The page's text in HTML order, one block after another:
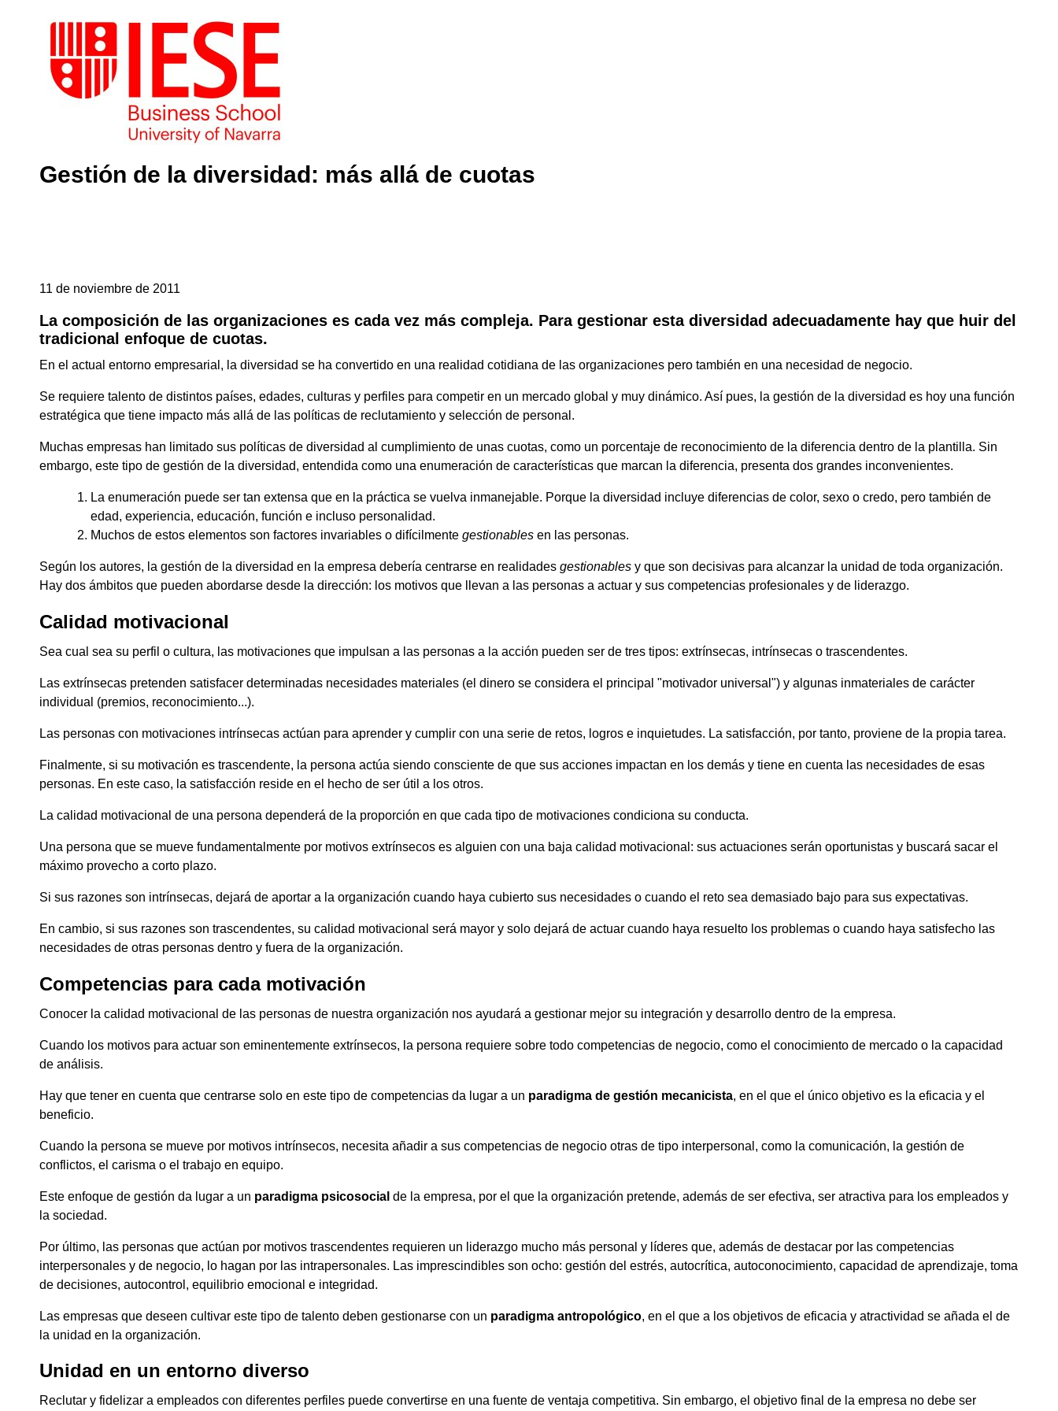
Gestión de la diversidad: más allá de cuotas
11 de noviembre de 2011
La composición de las organizaciones es cada vez más compleja. Para gestionar esta diversidad adecuadamente hay que huir del
tradicional enfoque de cuotas.
En el actual entorno empresarial, la diversidad se ha convertido en una realidad cotidiana de las organizaciones pero también en una necesidad de negocio.
Se requiere talento de distintos países, edades, culturas y perfiles para competir en un mercado global y muy dinámico. Así pues, la gestión de la diversidad es hoy una función
estratégica que tiene impacto más allá de las políticas de reclutamiento y selección de personal.
Muchas empresas han limitado sus políticas de diversidad al cumplimiento de unas cuotas, como un porcentaje de reconocimiento de la diferencia dentro de la plantilla. Sin
embargo, este tipo de gestión de la diversidad, entendida como una enumeración de características que marcan la diferencia, presenta dos grandes inconvenientes.
La enumeración puede ser tan extensa que en la práctica se vuelva inmanejable. Porque la diversidad incluye diferencias de color, sexo o credo, pero también de
edad, experiencia, educación, función e incluso personalidad.
Muchos de estos elementos son factores invariables o difícilmente gestionables en las personas.
Según los autores, la gestión de la diversidad en la empresa debería centrarse en realidades gestionables y que son decisivas para alcanzar la unidad de toda organización.
Hay dos ámbitos que pueden abordarse desde la dirección: los motivos que llevan a las personas a actuar y sus competencias profesionales y de liderazgo.
Calidad motivacional
Sea cual sea su perfil o cultura, las motivaciones que impulsan a las personas a la acción pueden ser de tres tipos: extrínsecas, intrínsecas o trascendentes.
Las extrínsecas pretenden satisfacer determinadas necesidades materiales (el dinero se considera el principal "motivador universal") y algunas inmateriales de carácter
individual (premios, reconocimiento...).
Las personas con motivaciones intrínsecas actúan para aprender y cumplir con una serie de retos, logros e inquietudes. La satisfacción, por tanto, proviene de la propia tarea.
Finalmente, si su motivación es trascendente, la persona actúa siendo consciente de que sus acciones impactan en los demás y tiene en cuenta las necesidades de esas
personas. En este caso, la satisfacción reside en el hecho de ser útil a los otros.
La calidad motivacional de una persona dependerá de la proporción en que cada tipo de motivaciones condiciona su conducta.
Una persona que se mueve fundamentalmente por motivos extrínsecos es alguien con una baja calidad motivacional: sus actuaciones serán oportunistas y buscará sacar el
máximo provecho a corto plazo.
Si sus razones son intrínsecas, dejará de aportar a la organización cuando haya cubierto sus necesidades o cuando el reto sea demasiado bajo para sus expectativas.
En cambio, si sus razones son trascendentes, su calidad motivacional será mayor y solo dejará de actuar cuando haya resuelto los problemas o cuando haya satisfecho las
necesidades de otras personas dentro y fuera de la organización.
Competencias para cada motivación
Conocer la calidad motivacional de las personas de nuestra organización nos ayudará a gestionar mejor su integración y desarrollo dentro de la empresa.
Cuando los motivos para actuar son eminentemente extrínsecos, la persona requiere sobre todo competencias de negocio, como el conocimiento de mercado o la capacidad
de análisis.
Hay que tener en cuenta que centrarse solo en este tipo de competencias da lugar a un paradigma de gestión mecanicista, en el que el único objetivo es la eficacia y el
beneficio.
Cuando la persona se mueve por motivos intrínsecos, necesita añadir a sus competencias de negocio otras de tipo interpersonal, como la comunicación, la gestión de
conflictos, el carisma o el trabajo en equipo.
Este enfoque de gestión da lugar a un paradigma psicosocial de la empresa, por el que la organización pretende, además de ser efectiva, ser atractiva para los empleados y
la sociedad.
Por último, las personas que actúan por motivos trascendentes requieren un liderazgo mucho más personal y líderes que, además de destacar por las competencias
interpersonales y de negocio, lo hagan por las intrapersonales. Las imprescindibles son ocho: gestión del estrés, autocrítica, autoconocimiento, capacidad de aprendizaje, toma
de decisiones, autocontrol, equilibrio emocional e integridad.
Las empresas que deseen cultivar este tipo de talento deben gestionarse con un paradigma antropológico, en el que a los objetivos de eficacia y atractividad se añada el de
la unidad en la organización.
Unidad en un entorno diverso
Reclutar y fidelizar a empleados con diferentes perfiles puede convertirse en una fuente de ventaja competitiva. Sin embargo, el objetivo final de la empresa no debe ser